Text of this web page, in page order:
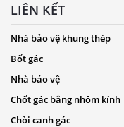
LIÊN KẾT
Nhà bảo vệ khung thép
Bốt gác
Nhà bảo vệ
Chốt gác bằng nhôm kính
Chòi canh gác